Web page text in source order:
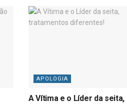
APOLOGIA
A Vítima e o Líder da seita,